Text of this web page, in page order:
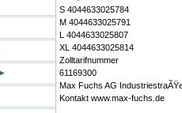
S 4044633025784
M 4044633025791
L 4044633025807
XL 4044633025814
Zolltarifnummer
61169300
Max Fuchs AG
Kontakt www.max-fuchs.de